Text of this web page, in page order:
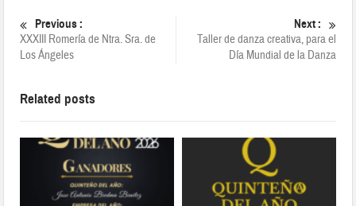
Previous :
XXXIII Romería de Ntra. Sra. de
Los Ángeles
Next :
Taller de danza creativa, para el
Día Mundial de la Danza
Related posts